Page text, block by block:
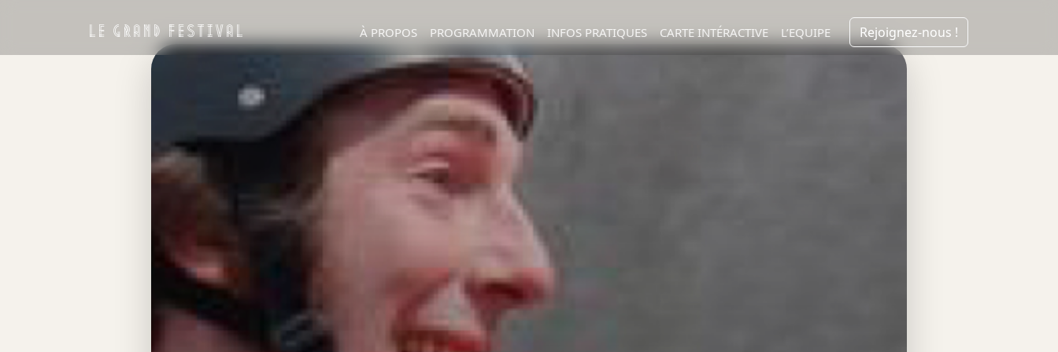
LE GRAND FESTIVAL À PROPOS PROGRAMMATION INFOS PRATIQUES CARTE INTÉRACTIVE L’EQUIPE Rejoignez-nous !